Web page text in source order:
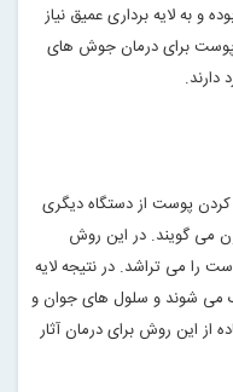
به لایه برداری عمیق نیاز
پوست برای درمان جوش های
.
پوست از دستگاه دیگری
می گویند. در این روش
را می تراشد. در نتیجه لایه
می شوند و سلول های جوان و
از این روش برای درمان آثار